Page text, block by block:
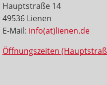
Hauptstraße 14
49536 Lienen
E-Mail: info(at)lienen.de
Öffnungszeiten